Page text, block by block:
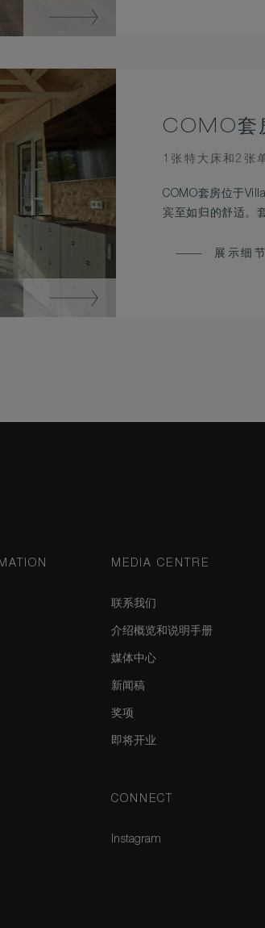
COMO套
BEDS
1张特大床和2张
COMO套房位于
宾至如归的舒适。
展示细节
MEDIA CENTRE
联系我们
介绍概览和说明手册
媒体中心
新闻稿
奖项
即将开业
CONNECT
Instagram